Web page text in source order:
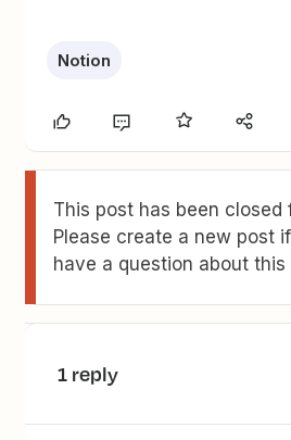
Notion
This post has been closed
Please create a new post
have a question about this
1 reply